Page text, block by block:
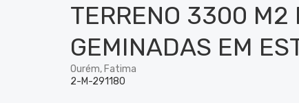
TERRENO 3300 M2
GEMINADAS EM
Ourém, Fatima
2-M-291180